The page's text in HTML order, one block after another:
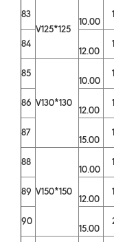
83
V125*125
10.00
84
12.00
85
V130*130
10.00
86
12.00
87
15.00
88
V150*150
10.00
89
12.00
90
15.00